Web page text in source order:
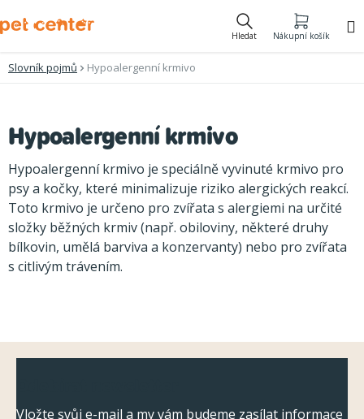
na
Hledat Nákupní košík
Slovník pojmů Hypoalergenní krmivo
Hypoalergenní krmivo
Hypoalergenní krmivo je speciálně vyvinuté krmivo pro
psy a kočky, které minimalizuje riziko alergických reakcí.
Toto krmivo je určeno pro zvířata s alergiemi na určité
složky běžných krmiv (např. obiloviny, některé druhy
bílkovin, umělá barviva a konzervanty) nebo pro zvířata
s citlivým trávením.
Vložte svůj e-mail a my vám budeme zasílat informace